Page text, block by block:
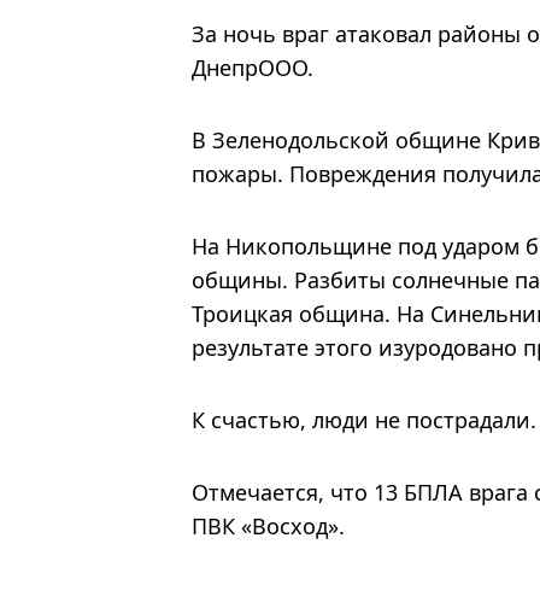
За ночь враг атаковал районы
ДнепрООО.
В Зеленодольской общине
пожары. Повреждения
На Никопольщине под ударом
общины. Разбиты солнечные
Троицкая община. На
результате этого изуродовано
К счастью, люди не пострадали.
Отмечается, что 13 БПЛА
ПВК «Восход».